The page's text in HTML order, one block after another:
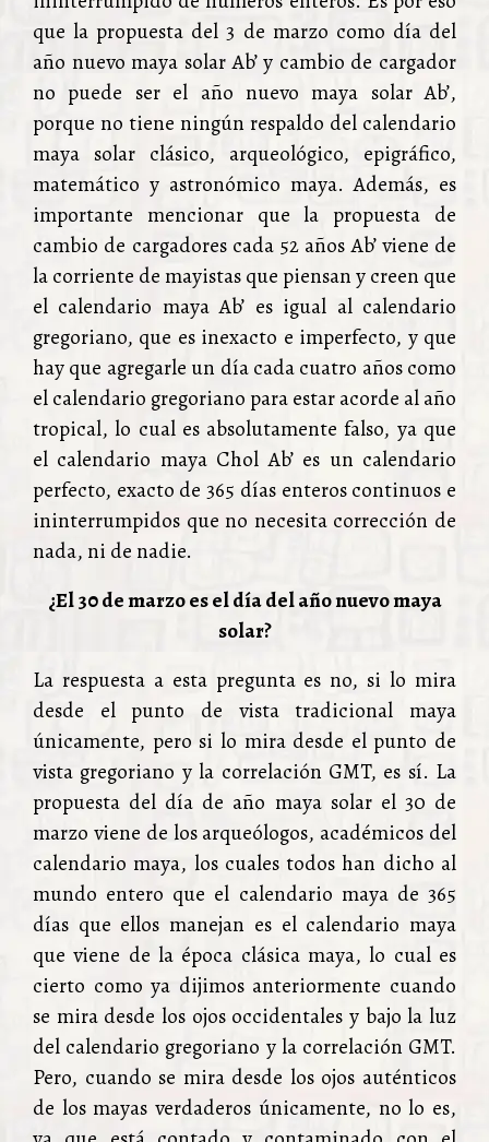
que la propuesta del 3 de marzo como día del
año nuevo maya solar Ab’ y cambio de cargador
no puede ser el año nuevo maya solar Ab’,
porque no tiene ningún respaldo del calendario
maya solar clásico, arqueológico, epigráfico,
matemático y astronómico maya. Además, es
importante mencionar que la propuesta de
cambio de cargadores cada 52 años Ab’ viene de
la corriente de mayistas que piensan y creen que
el calendario maya Ab’ es igual al calendario
gregoriano, que es inexacto e imperfecto, y que
hay que agregarle un día cada cuatro años como
el calendario gregoriano para estar acorde al año
tropical, lo cual es absolutamente falso, ya que
el calendario maya Chol Ab’ es un calendario
perfecto, exacto de 365 días enteros continuos e
ininterrumpidos que no necesita corrección de
nada, ni de nadie.
¿El 30 de marzo es el día del año nuevo maya
solar?
La respuesta a esta pregunta es no, si lo mira
desde el punto de vista tradicional maya
únicamente, pero si lo mira desde el punto de
vista gregoriano y la correlación GMT, es sí. La
propuesta del día de año maya solar el 30 de
marzo viene de los arqueólogos, académicos del
calendario maya, los cuales todos han dicho al
mundo entero que el calendario maya de 365
días que ellos manejan es el calendario maya
que viene de la época clásica maya, lo cual es
cierto como ya dijimos anteriormente cuando
se mira desde los ojos occidentales y bajo la luz
del calendario gregoriano y la correlación GMT.
Pero, cuando se mira desde los ojos auténticos
de los mayas verdaderos únicamente, no lo es,